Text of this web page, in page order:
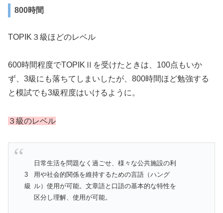
800時間
TOPIK３級ほどのレベル
600時間程度でTOPIKⅡを受けたときは、100点もいか
ず、3級にも落ちてしまいしたが、800時間ほど勉強する
と模試でも3級程度はいけるように。
３級のレベル
3
級
日常生活を問題なく過ごせ、様々な公共施設の利
用や社会的関係を維持するための言語（ハング
ル）使用が可能。文章語と口語の基本的な特性を
区分し理解、使用が可能。